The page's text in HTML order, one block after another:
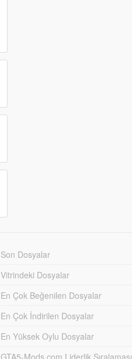
Son Dosyalar
Vitrindeki Dosyalar
En Çok Beğenilen Dosyalar
En Çok İndirilen Dosyalar
En Yüksek Oylu Dosyalar
GTA5-Mods.com Liderlik Sıralaması